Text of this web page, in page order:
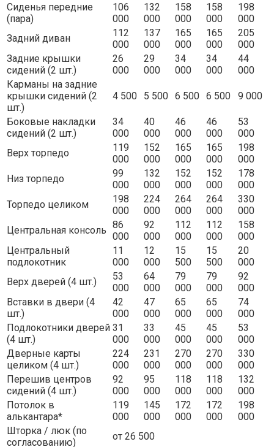
Сиденья передние
(пара)
106
000
132
000
158
000
158
000
198
000
Задний диван
112
000
137
000
165
000
165
000
205
000
Задние крышки
сидений (2 шт.)
26
000
29
000
34
000
34
000
44
000
Карманы на задние
крышки сидений (2
шт.)
4 500 5 500 6 500 6 500 9 000
Боковые накладки
сидений (2 шт.)
34
000
40
000
46
000
46
000
53
000
Верх торпедо
119
000
152
000
165
000
165
000
198
000
Низ торпедо
99
000
132
000
152
000
152
000
178
000
Торпедо целиком
198
000
224
000
264
000
264
000
330
000
Центральная консоль 86
000
92
000
112
000
112
000
158
000
Центральный
подлокотник
11
000
12
000
15
500
15
500
20
000
Верх дверей (4 шт.)
53
000
64
000
79
000
79
000
92
000
Вставки в двери (4
шт.)
42
000
47
000
65
000
65
000
74
000
Подлокотники дверей
(4 шт.)
31
000
33
000
45
000
45
000
53
000
Дверные карты
целиком (4 шт.)
224
000
231
000
270
000
270
000
330
000
Перешив центров
сидений (4 шт.)
92
000
95
000
118
000
118
000
132
000
Потолок в
алькантара*
119
000
145
000
172
000
172
000
198
000
Шторка / люк (по
согласованию)
от 26 500